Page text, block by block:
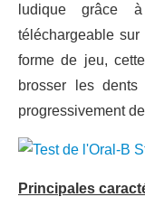
ludique grâce à
téléchargeable
forme de jeu,
brosser les
progressivement
Principales